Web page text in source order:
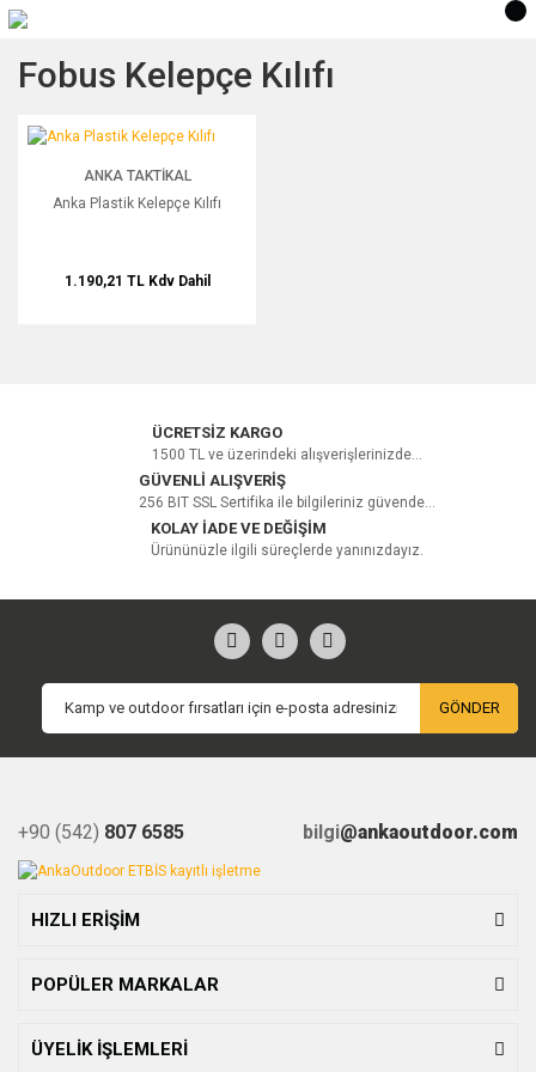
Fobus Kelepçe Kılıfı
Anka Plastik Kelepçe Kılıfı
ANKA TAKTIKAL
Anka Plastik Kelepçe Kılıfı
1.190,21 TL Kdv Dahil
ÜCRETSİZ KARGO
1500 TL ve üzerindeki alışverişlerinizde...
GÜVENLİ ALIŞVERİŞ
256 BIT SSL Sertifika ile bilgileriniz güvende...
KOLAY İADE VE DEĞİŞİM
Ürününüzle ilgili süreçlerde yanınızdayız.
GÖNDER
+90 (542) 807 6585 bilgi@ankaoutdoor.com
HIZLI ERİŞİM
POPÜLER MARKALAR
ÜYELİK İŞLEMLERİ